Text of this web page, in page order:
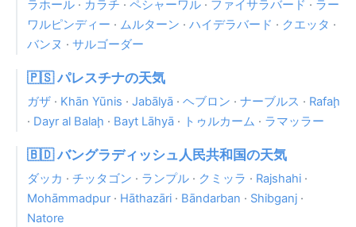
ラホール · カラチ · ペシャーワル · ファイサラバード · ラー
ワルピンディー · ムルターン · ハイデラバード · クエッタ ·
バンヌ · サルゴーダー
🇵🇸 パレスチナの天気
ガザ · Khān Yūnis · Jabālyā · ヘブロン · ナーブルス · Rafaḩ
· Dayr al Balaḩ · Bayt Lāhyā · トゥルカーム · ラマッラー
🇧🇩 バングラディッシュ人民共和国の天気
ダッカ · チッタゴン · ランプル · クミッラ · Rajshahi ·
Mohāmmadpur· Hāthazāri · Bāndarban · Shibganj ·
Natore